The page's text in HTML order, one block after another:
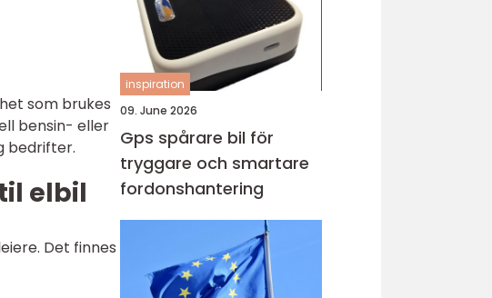
som brukes
bensin- eller
bedrifter.
elbil
Det finnes
inspiration
09. June 2026
Gps spårare bil för
tryggare och smartare
fordonshantering